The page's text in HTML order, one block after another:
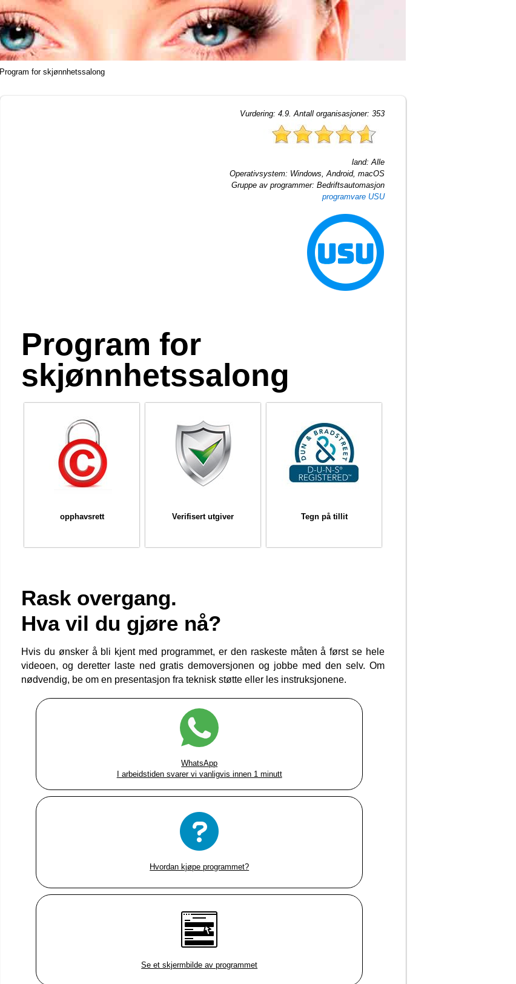
Program for skjønnhetssalong
Vurdering: 4.9. Antall organisasjoner: 353
land:Alle
Operativsystem: Windows, Android, macOS
Gruppe av programmer: Bedriftsautomasjon
programvare USU
Program for
skjønnhetssalong
opphavsrett Verifisert utgiver Tegn på tillit
Rask overgang.
Hva vil du gjøre nå?
Hvis du ønsker å bli kjent med programmet, er den raskeste måten å først se hele
videoen, og deretter laste ned gratis demoversjonen og jobbe med den selv. Om
nødvendig, be om en presentasjon fra teknisk støtte eller les instruksjonene.
WhatsApp
I arbeidstiden svarer vi vanligvis innen 1 minutt
Hvordan kjøpe programmet?
Se et skjermbilde av programmet